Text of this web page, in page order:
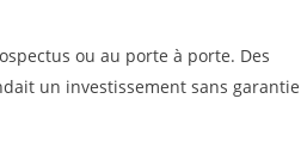
ou au porte à porte. Des
un investissement sans garantie